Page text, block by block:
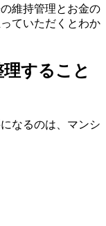
から始まる
維持管理とお金の
ていただくとわか
すること
なるのは、マンシ